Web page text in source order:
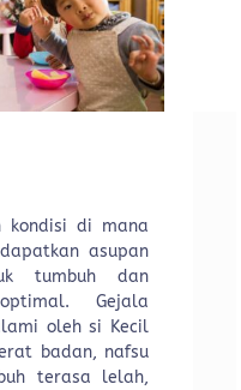
kondisi di mana
asupan
tumbuh dan
Gejala
oleh si Kecil
badan, nafsu
terasa lelah,